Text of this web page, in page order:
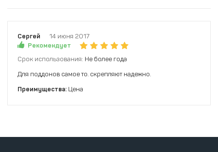
Сергей
14 июня 2017
Рекомендует
Срок использования: Не более года
Для поддонов самое то. скрепляют надежно.
Преимущества: Цена